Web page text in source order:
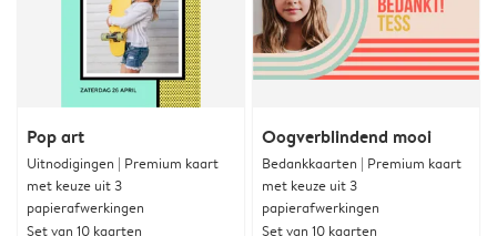
Pop art
Uitnodigingen | Premium kaart
met keuze uit 3
papierafwerkingen
Set van 10 kaarten
Oogverblindend mooi
Bedankkaarten | Premium kaart
met keuze uit 3
papierafwerkingen
Set van 10 kaarten